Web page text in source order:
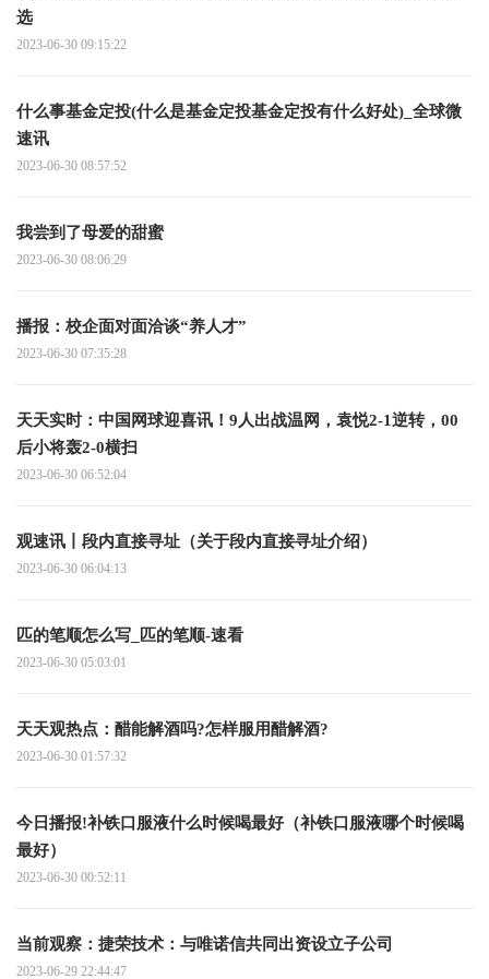
选
2023-06-30 09:15:22
什么事基金定投(什么是基金定投基金定投有什么好处)_全球微
速讯
2023-06-30 08:57:52
我尝到了母爱的甜蜜
2023-06-30 08:06:29
播报：校企面对面洽谈“养人才”
2023-06-30 07:35:28
天天实时：中国网球迎喜讯！9人出战温网，袁悦2-1逆转，00
后小将轰2-0横扫
2023-06-30 06:52:04
观速讯丨段内直接寻址（关于段内直接寻址介绍）
2023-06-30 06:04:13
匹的笔顺怎么写_匹的笔顺-速看
2023-06-30 05:03:01
天天观热点：醋能解酒吗?怎样服用醋解酒?
2023-06-30 01:57:32
今日播报!补铁口服液什么时候喝最好（补铁口服液哪个时候喝
最好）
2023-06-30 00:52:11
当前观察：捷荣技术：与唯诺信共同出资设立子公司
2023-06-29 22:44:47